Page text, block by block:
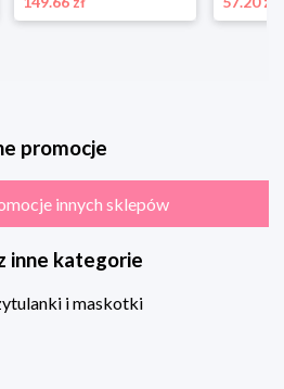
promocje
innych sklepów
inne kategorie
i maskotki